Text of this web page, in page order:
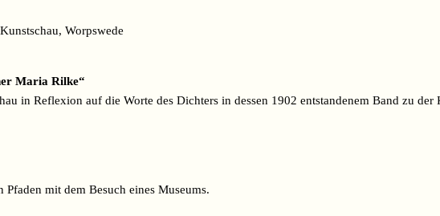
Worpswede
Maria Rilke“
in Reflexion auf die Worte des Dichters in dessen 1902 entstandenem Band zu
mit dem Besuch eines Museums.